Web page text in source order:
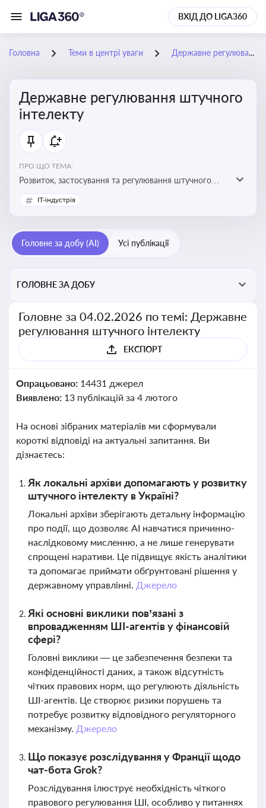
ВХІД ДО LIGA360
Головна Теми в центрі уваги Державне регулювання штучного інтелекту
Державне регулювання штучного
інтелекту
ПРО ЩО ТЕМА:
Розвиток, застосування та регулювання штучного
інтелекту в різних сферах — від управління бізнесом
до державного сектора
IT-індустрія
Головне за добу (AI) Усі публікації
ГОЛОВНЕ ЗА ДОБУ
Головне за 04.02.2026 по темі: Державне
регулювання штучного інтелекту
ЕКСПОРТ
Опрацьовано: 14431 джерел
Виявлено: 13 публікацій за 4 лютого
На основі зібраних матеріалів ми сформували
короткі відповіді на актуальні запитання. Ви
дізнаєтесь:
Як локальні архіви допомагають у розвитку
штучного інтелекту в Україні?
Локальні архіви зберігають детальну інформацію
про події, що дозволяє AI навчатися причинно-
наслідковому мисленню, а не лише генерувати
спрощені наративи. Це підвищує якість аналітики
та допомагає приймати обґрунтовані рішення у
державному управлінні. Джерело
Які основні виклики пов’язані з
впровадженням ШІ-агентів у фінансовій
сфері?
Головні виклики — це забезпечення безпеки та
конфіденційності даних, а також відсутність
чітких правових норм, що регулюють діяльність
ШІ-агентів. Це створює ризики порушень та
потребує розвитку відповідного регуляторного
механізму. Джерело
Що показує розслідування у Франції щодо
чат-бота Grok?
Розслідування ілюструє необхідність чіткого
правового регулювання ШІ, особливо у питаннях